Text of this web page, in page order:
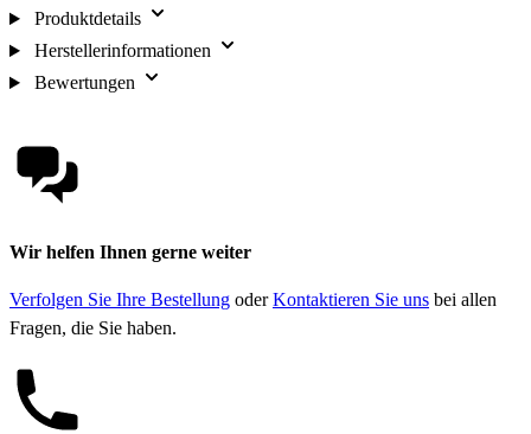
Produktdetails
Herstellerinformationen
Bewertungen
Wir helfen Ihnen gerne weiter
Verfolgen Sie Ihre Bestellung oderKontaktieren Sie uns bei allen
Fragen, die Sie haben.